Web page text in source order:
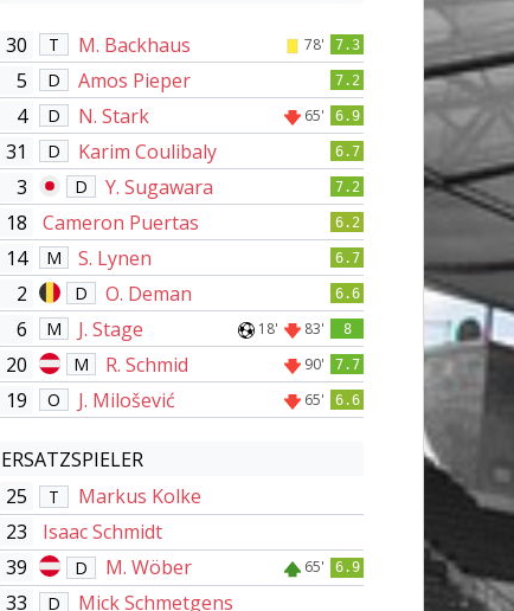
30 T M. Backhaus 78' 7.3
5 D Amos Pieper 7.2
4 D N. Stark 65' 6.9
31 D Karim Coulibaly 6.7
3 D Y. Sugawara 7.2
18 Cameron Puertas 6.2
14 M S. Lynen 6.7
2 D O. Deman 6.6
6 M J. Stage 18' 83' 8
20 M R. Schmid 90' 7.7
19 O J. Milošević 65' 6.6
ERSATZSPIELER
25
T
Markus Kolke
23
Isaac Schmidt
39
D M. Wöber 65' 6.9
33 D
Mick Schmetgens